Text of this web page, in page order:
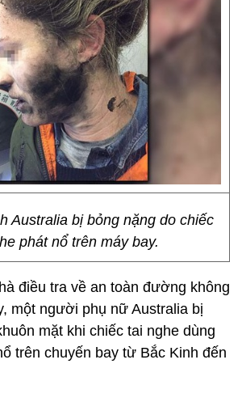
Australia bị bỏng nặng do chiếc
phát nổ trên máy bay.
điều tra về an toàn đường không
một người phụ nữ Australia bị
mặt khi chiếc tai nghe dùng
trên chuyến bay từ Bắc Kinh đến